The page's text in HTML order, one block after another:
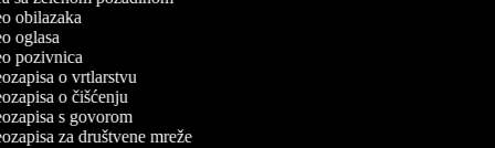
obilazaka
oglasa
pozivnica
o vrtlarstvu
o čišćenju
s govorom
za društvene mreže